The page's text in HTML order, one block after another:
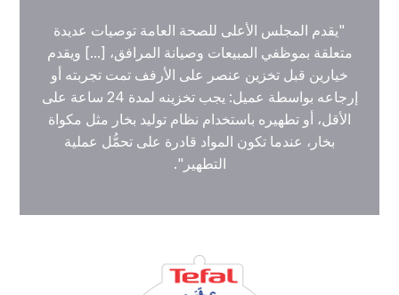
"يقدم المجلس الأعلى للصحة العامة توصيات عديدة
متعلقة بموظفي المبيعات وصيانة المرافق، [...] ويقدم
خيارين قبل تخزين عنصر على الأرفف تمت تجربته أو
إرجاعه بواسطة عميل: يجب تخزينه لمدة 24 ساعة على
الأقل، أو تطهيره باستخدام نظام توليد بخار مثل مكواة
بخار، عندما تكون المواد قادرة على تحمُّل عملية
التطهير".